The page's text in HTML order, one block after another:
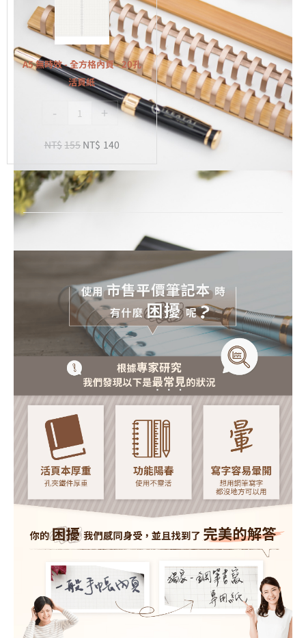
效
-
全
方
格
內
-
孔
活
A5 無時效 - 全方格內頁 - 20孔
活頁紙
- +
NT$155 NT$ 140